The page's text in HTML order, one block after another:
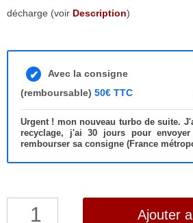
décharge (voir Description)
Avec la consigne
(remboursable) 50€ TTC
Urgent ! mon nouveau turbo de suite.
recyclage, j'ai 30 jours pour
rembourser sa consigne (France
quantité
Ajouter